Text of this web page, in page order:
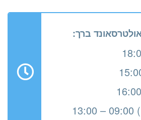
ברך:
) 09:00 – 13:00